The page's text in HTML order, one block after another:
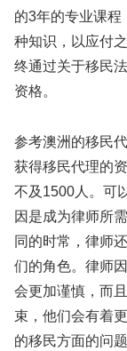
的3年的专业课程
种知识，以应付
终通过关于移民
资格。
参考澳洲的移民
获得移民代理的
不及1500人。可
因是成为律师所
同的时常，律师
们的角色。律师
会更加谨慎，而
束，他们会有着
的移民方面的问题